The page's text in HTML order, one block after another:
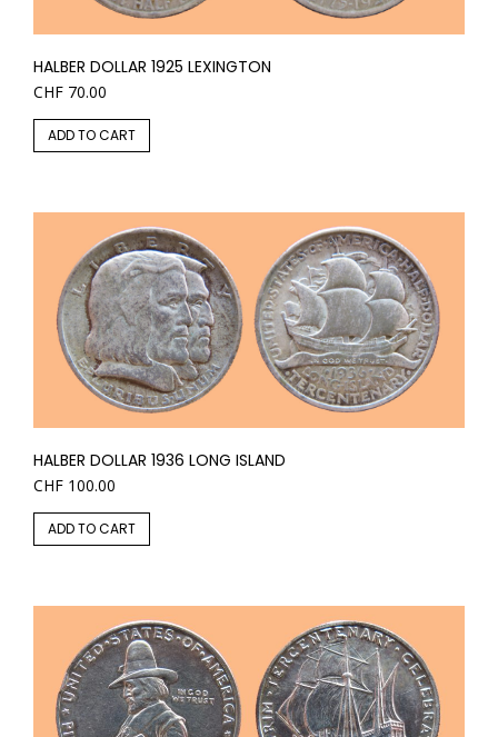
HALBER DOLLAR 1925 LEXINGTON
CHF 70.00
ADD TO CART
HALBER DOLLAR 1936 LONG ISLAND
CHF 100.00
ADD TO CART